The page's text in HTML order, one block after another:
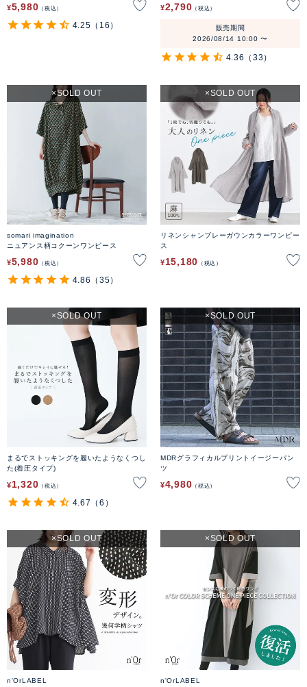
¥5,980 税込
4.25 （16）
¥2,790 税込
販売期間
2026/08/14 10:00〜
4.36 （33）
somari imagination
ニュアンス柄コクーンワンピース
¥5,980 税込
SOLD OUT
4.86 （35）
リネンシャンブレーガウンカラーワンピー
ス
¥15,180 税込
SOLD OUT
まるでストッキングを履いたようなくつし
た(着圧タイプ)
¥1,320 税込
SOLD OUT
4.67 （6）
MDRグラフィカルプリントイージーパン
ツ
¥4,980 税込
SOLD OUT
n'OrLABEL
SOLD OUT
n'OrLABEL
SOLD OUT